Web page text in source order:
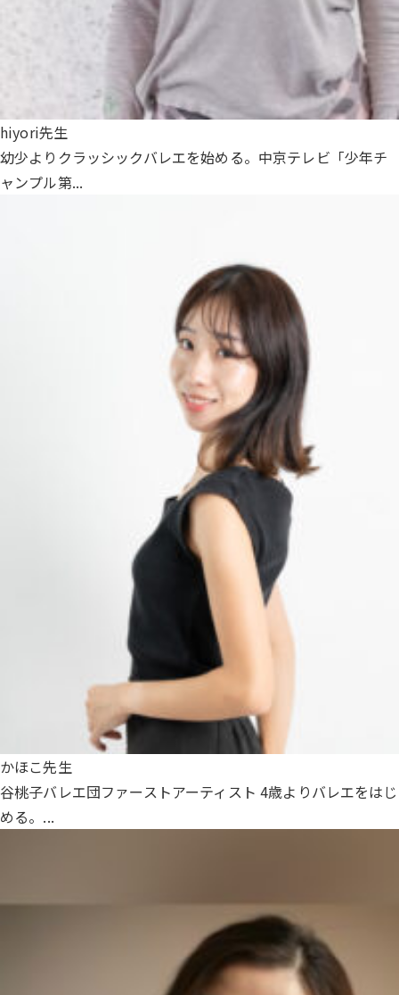
hiyori先生
幼少よりクラッシックバレエを始める。中京テレビ「少年チ
ャンプル第...
かほこ先生
谷桃子バレエ団ファーストアーティスト 4歳よりバレエをはじ
める。...